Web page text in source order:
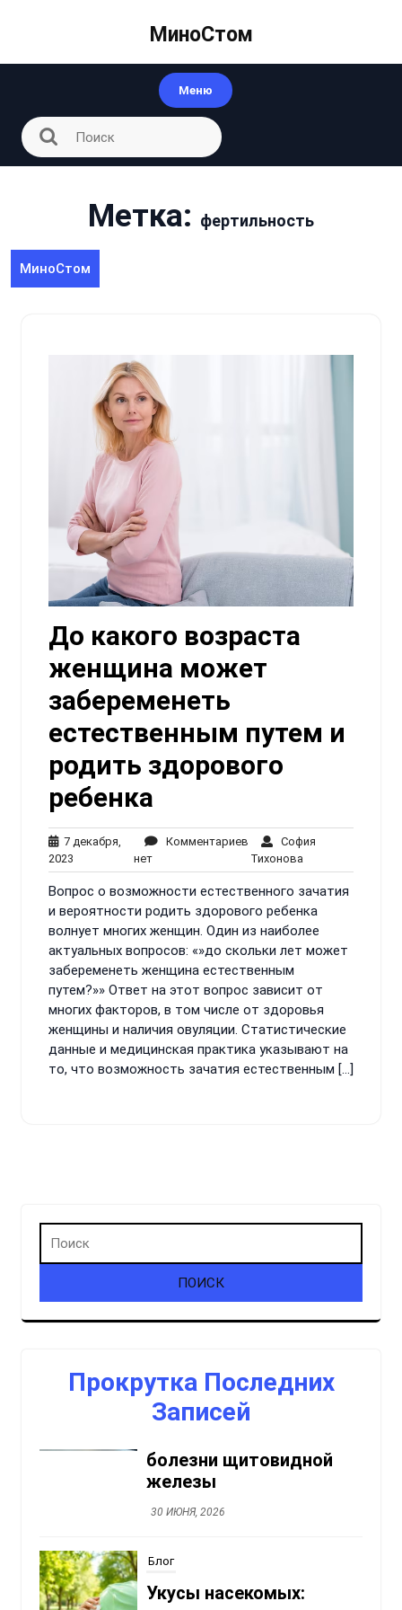
МиноСтом
Меню
Метка: фертильность
МиноСтом
До какого возраста
женщина может
забеременеть
естественным путем и
родить здорового
ребенка
7 декабря,
2023
декабря,
2023
Комментариев
нетКомментариев
нет
София
ТихоноваСофия
Тихонова
Вопрос о возможности естественного зачатия
и вероятности родить здорового ребенка
волнует многих женщин. Один из наиболее
актуальных вопросов: «»до скольки лет может
забеременеть женщина естественным
путем?»» Ответ на этот вопрос зависит от
многих факторов, в том числе от здоровья
женщины и наличия овуляции. Статистические
данные и медицинская практика указывают на
то, что возможность зачатия естественным […]
Прокрутка Последних
Записей
болезни щитовидной
железы
Блог
Укусы насекомых:
аллергия, болезнь
30 ИЮНЯ, 2026